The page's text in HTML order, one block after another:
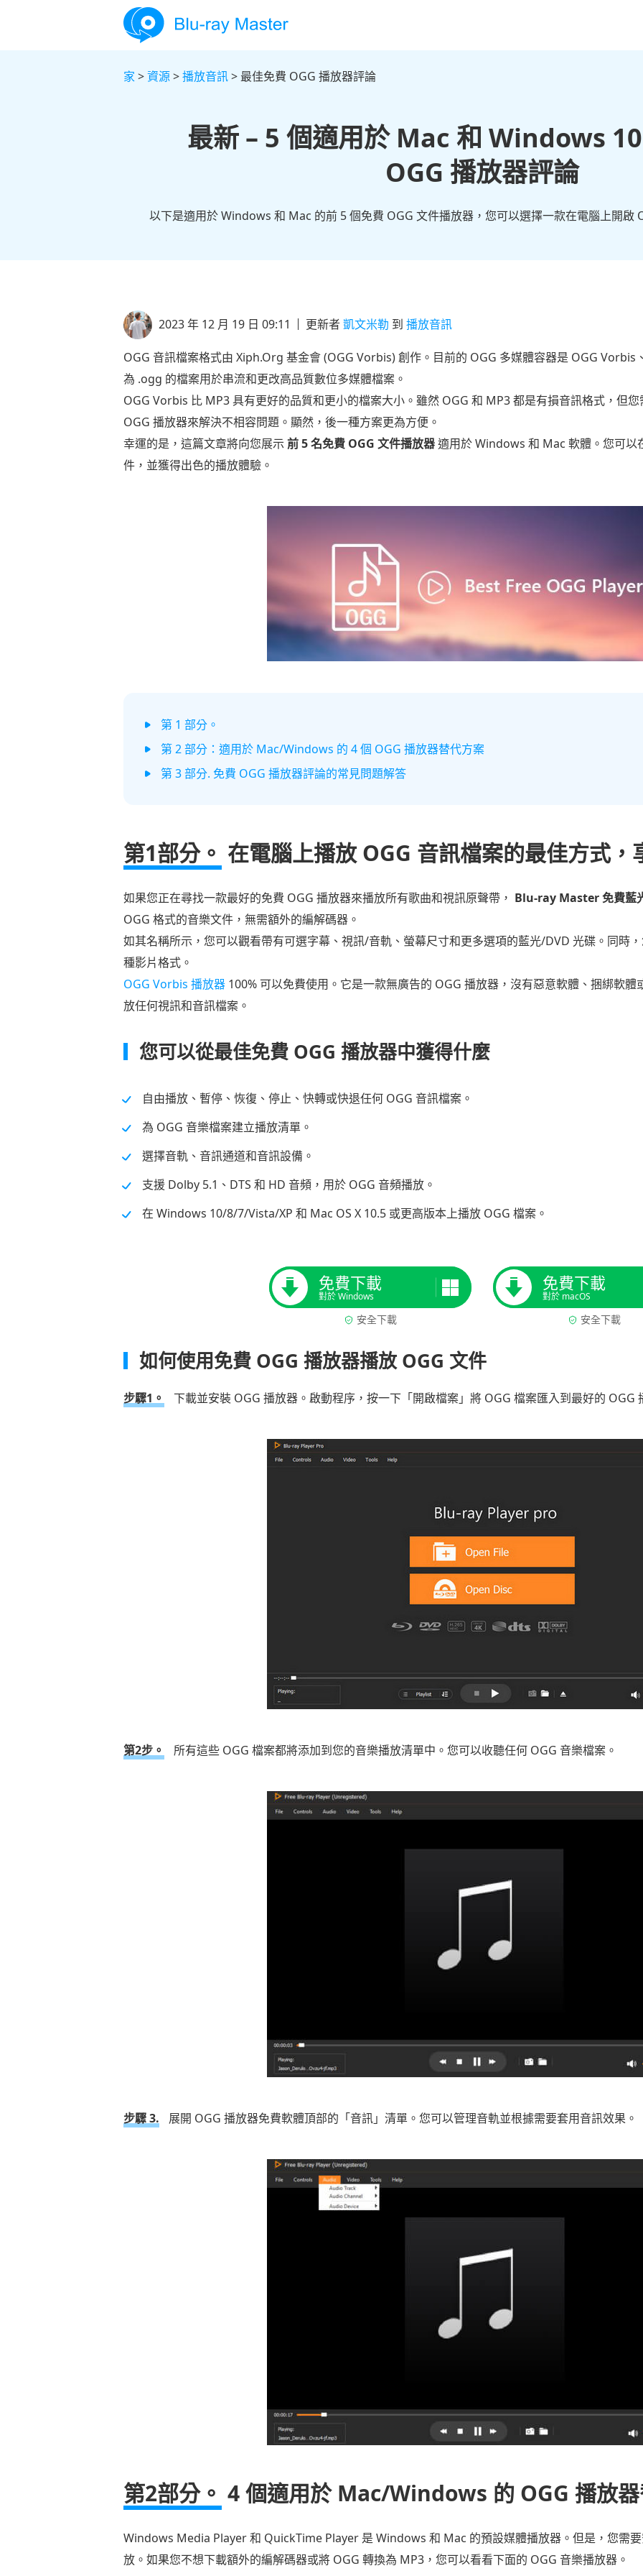
家 >資源>播放音訊> 最佳免費 OGG 播放器評論
最新 – 5 個適用於 Mac 和 Windows
OGG 播放器評論
以下是適用於 Windows 和 Mac 的前 5 個免費 OGG 文件播放器，您可以選擇一款在電腦上開啟
2023 年 12 月 19 日 09:11 更新者凱文米勒 到 播放音訊
OGG 音訊檔案格式由 Xiph.Org 基金會 (OGG Vorbis) 創作。目前的 OGG 多媒體容器是 OGG
為 .ogg 的檔案用於串流和更改高品質數位多媒體檔案。
OGG Vorbis 比 MP3 具有更好的品質和更小的檔案大小。雖然 OGG 和 MP3 都是有損音訊格式，但
OGG 播放器來解決不相容問題。顯然，後一種方案更為方便。
幸運的是，這篇文章將向您展示 前 5 名免費 OGG 文件播放器適用於 Windows 和 Mac 軟體。您可以
件，並獲得出色的播放體驗。
第 1 部分。
第 2 部分：適用於 Mac/Windows 的 4 個 OGG 播放器替代方案
第 3 部分. 免費 OGG 播放器評論的常見問題解答
第1部分。 在電腦上播放 OGG 音訊檔案的最佳方式，
如果您正在尋找一款最好的免費 OGG 播放器來播放所有歌曲和視訊原聲帶， Blu-ray Master 免費藍
OGG 格式的音樂文件，無需額外的編解碼器。
如其名稱所示，您可以觀看帶有可選字幕、視訊/音軌、螢幕尺寸和更多選項的藍光/DVD 光碟。同時
種影片格式。
OGG Vorbis 播放器 100% 可以免費使用。它是一款無廣告的 OGG 播放器，沒有惡意軟體、捆綁軟
放任何視訊和音訊檔案。
您可以從最佳免費 OGG 播放器中獲得什麼
自由播放、暫停、恢復、停止、快轉或快退任何 OGG 音訊檔案。
為 OGG 音樂檔案建立播放清單。
選擇音軌、音訊通道和音訊設備。
支援 Dolby 5.1、DTS 和 HD 音頻，用於 OGG 音頻播放。
在 Windows 10/8/7/Vista/XP 和 Mac OS X 10.5 或更高版本上播放 OGG 檔案。
免費下載
對於 Windows
安全下載
免費下載
對於 macOS
安全下載
如何使用免費 OGG 播放器播放 OGG 文件
步驟1。 下載並安裝 OGG 播放器。啟動程序，按一下「開啟檔案」將 OGG 檔案匯入到最好的 OGG
第2步。 所有這些 OGG 檔案都將添加到您的音樂播放清單中。您可以收聽任何 OGG 音樂檔案。
步驟 3. 展開 OGG 播放器免費軟體頂部的「音訊」清單。您可以管理音軌並根據需要套用音訊效果。
第2部分。 4 個適用於 Mac/Windows 的 OGG 播放
Windows Media Player 和 QuickTime Player 是 Windows 和 Mac 的預設媒體播放器。但是，您需
放。如果您不想下載額外的編解碼器或將 OGG 轉換為 MP3，您可以看看下面的 OGG 音樂播放器。